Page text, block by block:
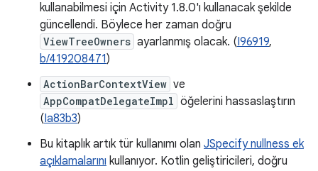
kullanabilmesi için Activity 1.8.0'ı kullanacak şekilde
güncellendi. Böylece her zaman doğru
ViewTreeOwners ayarlanmış olacak. (I96919,
b/419208471)
ActionBarContextView ve
AppCompatDelegateImpl öğelerini hassaslaştırın
(Ia83b3)
Bu kitaplık artık tür kullanımı olan JSpecify nullness ek
açıklamalarını kullanıyor. Kotlin geliştiricileri, doğru